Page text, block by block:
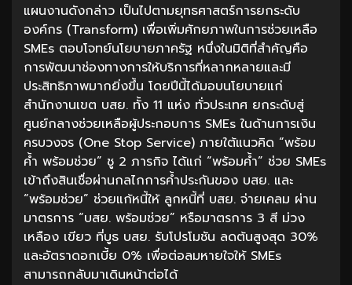
แผนงานดังกล่าว เป็นไปตามยุทธศาสตร์การยกระดับ
องค์กร (Transform) เพื่อเพิ่มศักยภาพในการช่วยเหลือ
SMEs ตอบโจทย์นโยบายภาครัฐ หนึ่งในมิติที่สำคัญคือ
การพัฒนาช่องทางการให้บริการที่หลากหลายและมี
ประสิทธิภาพมากยิ่งขึ้น โดยปีนี้ได้มอบนโยบายแก่
สำนักงานเขต บสย. ทั้ง 11 แห่ง ทั่วประเทศ ยกระดับสู่
ศูนย์กลางช่วยเหลือผู้ประกอบการ SMEs ในด้านการเงิน
ครบวงจร (One Stop Service) ภายใต้แนวคิด “พร้อม
ค้ำ พร้อมช่วย” ชู 2 ภารกิจ ได้แก่ “พร้อมค้ำ” ช่วย SMEs
เข้าถึงสินเชื่อผ่านกลไกการค้ำประกันของ บสย. และ
“พร้อมช่วย” ช่วยแก้หนี้ให้ ลูกหนี้ที่ บสย. จ่ายเคลม ผ่าน
มาตรการ “บสย. พร้อมช่วย” หรือมาตรการ 3 สี ม่วง
เหลือง เขียว ที่บูธ บสย. รับโปรโมชัน ลดต้นสูงสุด 30%
และอัตราดอกเบี้ย 0% เพื่อต่อลมหายใจให้ SMEs
สามารถกลับมาเดินหน้าต่อได้